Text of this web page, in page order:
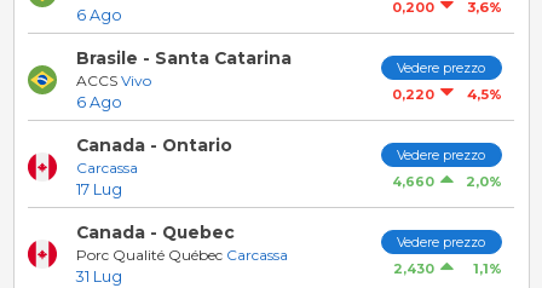
6 Ago
0,200 3,6%
Brasile - Santa Catarina
ACCSVivo
6 Ago
Vedere prezzo
0,220
4,5%
Canada - Ontario
Carcassa
17 Lug
Vedere prezzo
4,660
2,0%
Canada - Quebec
Porc Qualité Québec Carcassa
31 Lug
Vedere prezzo
2,430
1,1%